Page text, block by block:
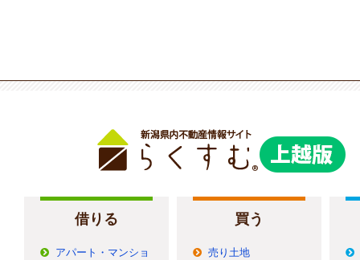
借りる
アパート・マンショ
買う
売り土地